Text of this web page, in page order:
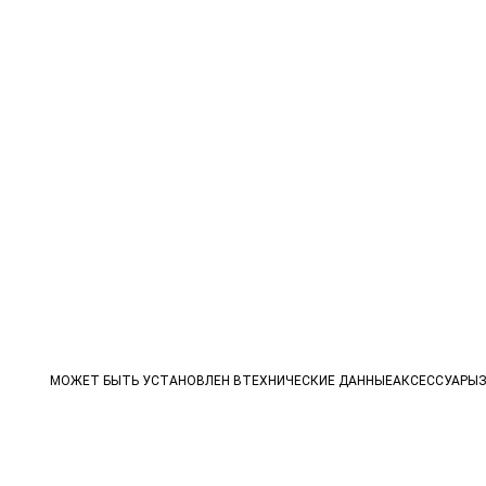
МОЖЕТ БЫТЬ УСТАНОВЛЕН В ТЕХНИЧЕСКИЕ ДАННЫЕАКСЕССУАРЫ